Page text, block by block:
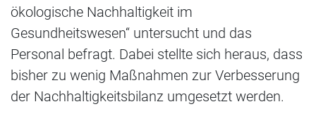
ökologische Nachhaltigkeit im
Gesundheitswesen“ untersucht und das
Personal befragt. Dabei stellte sich heraus, dass
bisher zu wenig Maßnahmen zur Verbesserung
der Nachhaltigkeitsbilanz umgesetzt werden.